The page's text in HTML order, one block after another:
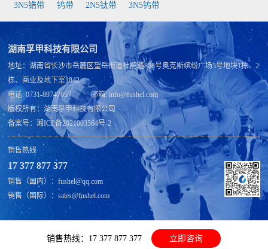
3N5锆带 钨带 2N5钛带 3N5钨带
湖南孚甲科技有限公司
地址：湖南省长沙市岳麓区望岳街道杜鹃路858号奥克斯缤纷广场5号地块1栋、2
栋、商业及地下室1842
电话: 0731-89747657 邮箱: info@fushel.com
版权所有：湖南孚甲科技有限公司
备案号：湘ICP备2021003564号-2
销售热线
17 377 877 377
销售（国内）：fushel@qq.com
销售（国际）：sales@fushel.com
销售热线：17 377 877 377 立即咨询